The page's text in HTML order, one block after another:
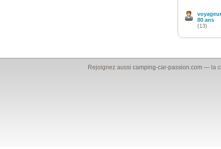
80 ans
(13)
Rejoignez aussicamping-car-passion.com — la